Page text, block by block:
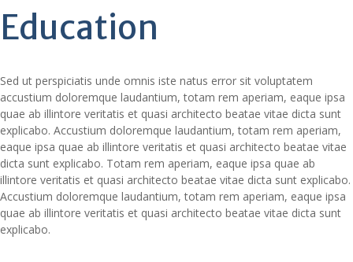
Education
Sed ut perspiciatis unde omnis iste natus error sit voluptatem
accustium doloremque laudantium, totam rem aperiam, eaque ipsa
quae ab illintore veritatis et quasi architecto beatae vitae dicta sunt
explicabo. Accustium doloremque laudantium, totam rem aperiam,
eaque ipsa quae ab illintore veritatis et quasi architecto beatae vitae
dicta sunt explicabo. Totam rem aperiam, eaque ipsa quae ab
illintore veritatis et quasi architecto beatae vitae dicta sunt explicabo.
Accustium doloremque laudantium, totam rem aperiam, eaque ipsa
quae ab illintore veritatis et quasi architecto beatae vitae dicta sunt
explicabo.